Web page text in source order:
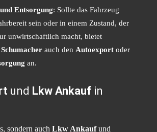
Entsorgung: Sollte das Fahrzeug
sein oder in einem Zustand, der
unwirtschaftlich macht, bietet
auch den Autoexport oder
an.
und Lkw Ankauf in
sondern auch Lkw Ankaufund